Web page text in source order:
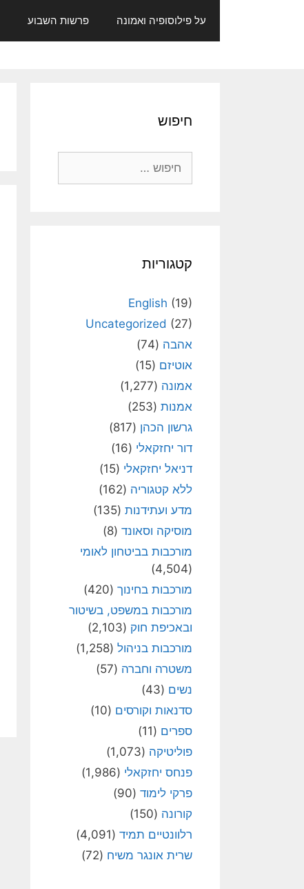
על פילוסופיה ואמונה פרשות השבוע
חיפוש
קטגוריות
English (19)
Uncategorized (27)
אהבה (74)
אוטיזם (15)
אמונה (1,277)
אמנות (253)
גרשון הכהן (817)
דור יחזקאלי (16)
דניאל יחזקאלי (15)
ללא קטגוריה (162)
מדע ועתידנות (135)
מוסיקה וסאונד (8)
מורכבות בביטחון לאומי
(4,504)
מורכבות בחינוך (420)
מורכבות במשפט, בשיטור
ובאכיפת חוק (2,103)
מורכבות בניהול (1,258)
משטרה וחברה (57)
נשים (43)
סדנאות וקורסים (10)
ספרים (11)
פוליטיקה (1,073)
פנחס יחזקאלי (1,986)
פרקי לימוד (90)
קורונה (150)
רלוונטיים תמיד (4,091)
שרית אונגר משיח (72)